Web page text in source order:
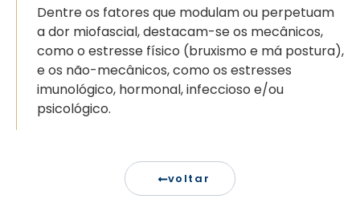
Dentre os fatores que modulam ou perpetuam
a dor miofascial, destacam-se os mecânicos,
como o estresse físico (bruxismo e má postura),
e os não-mecânicos, como os estresses
imunológico, hormonal, infeccioso e/ou
psicológico.
voltar